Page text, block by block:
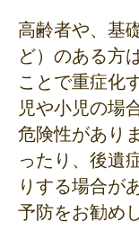
高齢者や、基
ど）のある方
ことで重症化
児や小児の場
危険性があり
ったり、後遺
りする場合が
予防をお勧め